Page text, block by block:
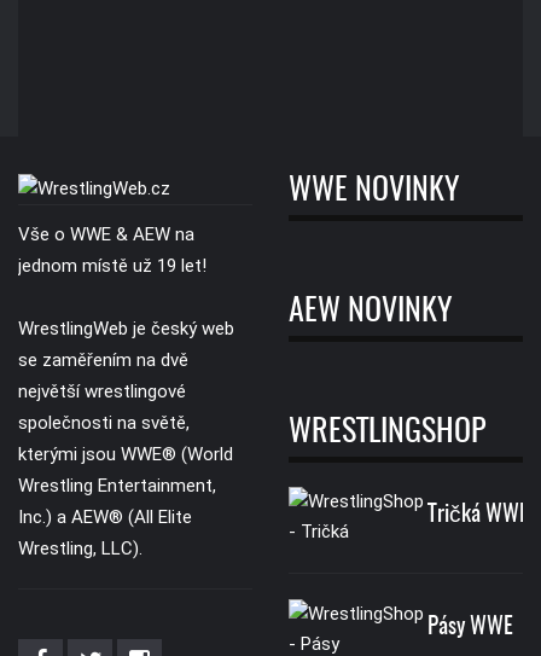
Vše o WWE & AEW na
jednom místě už 19 let!
WrestlingWeb je český web
se zaměřením na dvě
největší wrestlingové
společnosti na světě,
kterými jsou WWE® (World
Wrestling Entertainment,
Inc.) a AEW® (All Elite
Wrestling, LLC).
WWE NOVINKY
AEW NOVINKY
WRESTLINGSHOP
Tričká WWE
Pásy WWE